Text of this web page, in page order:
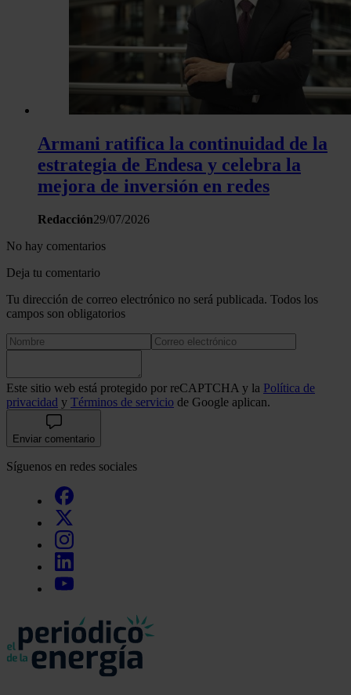
Armani ratifica la continuidad de la
estrategia de Endesa y celebra la
mejora de inversión en redes
Redacción29/07/2026
No hay comentarios
Deja tu comentario
Tu dirección de correo electrónico no será publicada. Todos los
campos son obligatorios
Este sitio web está protegido por reCAPTCHA y la Política de
privacidad y Términos de servicio de Google aplican.
Enviar comentario
Síguenos en redes sociales